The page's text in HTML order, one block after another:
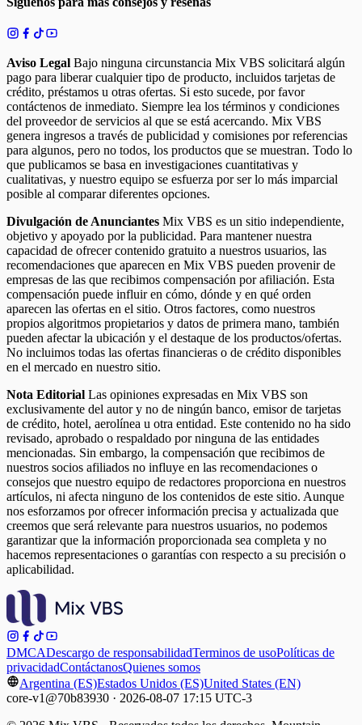
Aviso Legal Bajo ninguna circunstancia Mix VBS solicitará algún
pago para liberar cualquier tipo de producto, incluidos tarjetas de
crédito, préstamos u otras ofertas. Si esto sucede, por favor
contáctenos de inmediato. Siempre lea los términos y condiciones
del proveedor de servicios al que se está acercando. Mix VBS
genera ingresos a través de publicidad y comisiones por referencias
para algunos, pero no todos, los productos que se muestran. Todo lo
que publicamos se basa en investigaciones cuantitativas y
cualitativas, y nuestro equipo se esfuerza por ser lo más imparcial
posible al comparar diferentes opciones.
Divulgación de Anunciantes Mix VBS es un sitio independiente,
objetivo y apoyado por la publicidad. Para mantener nuestra
capacidad de ofrecer contenido gratuito a nuestros usuarios, las
recomendaciones que aparecen en Mix VBS pueden provenir de
empresas de las que recibimos compensación por afiliación. Esta
compensación puede influir en cómo, dónde y en qué orden
aparecen las ofertas en el sitio. Otros factores, como nuestros
propios algoritmos propietarios y datos de primera mano, también
pueden afectar la ubicación y el destaque de los productos/ofertas.
No incluimos todas las ofertas financieras o de crédito disponibles
en el mercado en nuestro sitio.
Nota Editorial Las opiniones expresadas en Mix VBS son
exclusivamente del autor y no de ningún banco, emisor de tarjetas
de crédito, hotel, aerolínea u otra entidad. Este contenido no ha sido
revisado, aprobado o respaldado por ninguna de las entidades
mencionadas. Sin embargo, la compensación que recibimos de
nuestros socios afiliados no influye en las recomendaciones o
consejos que nuestro equipo de redactores proporciona en nuestros
artículos, ni afecta ninguno de los contenidos de este sitio. Aunque
nos esforzamos por ofrecer información precisa y actualizada que
creemos que será relevante para nuestros usuarios, no podemos
garantizar que la información proporcionada sea completa y no
hacemos representaciones o garantías con respecto a su precisión o
aplicabilidad.
DMCADescargo de responsabilidadTerminos de usoPolíticas de
privacidadContáctanosQuienes somos
Argentina (ES)Estados Unidos (ES)United States (EN)
core-v1@70b83930 · 2026-08-07 17:15 UTC-3